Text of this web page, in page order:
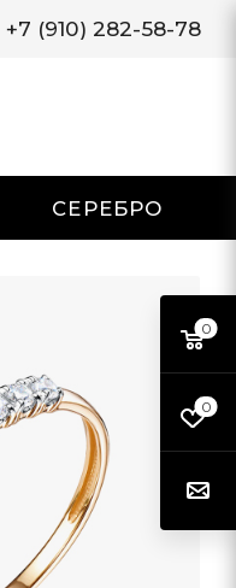
+7 (910) 282-58-78
СЕРЕБРО
0
0